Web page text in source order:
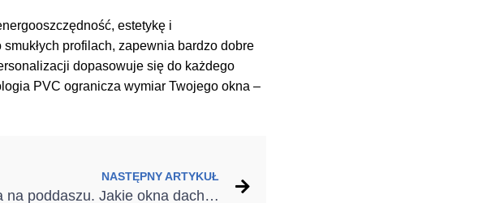
estetykę i
profilach, zapewnia bardzo dobre
dopasowuje się do każdego
PVC ogranicza wymiar Twojego okna –
NASTĘPNY ARTYKUŁ
Cisza na poddaszu. Jakie okna dachowe wybrać, żeby zyskać komfort akustyczny?